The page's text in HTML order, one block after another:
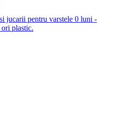
jucarii pentru varstele 0 luni -
plastic.